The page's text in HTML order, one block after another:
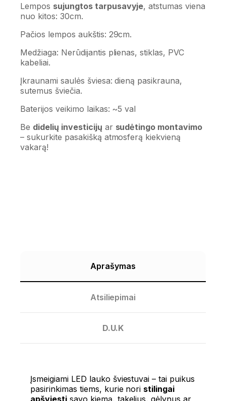
Lempos sujungtos tarpusavyje, atstumas viena
nuo kitos: 30cm.
Pačios lempos aukštis: 29cm.
Medžiaga: Nerūdijantis plienas, stiklas, PVC
kabeliai.
Įkraunami saulės šviesa: dieną pasikrauna,
sutemus šviečia.
Baterijos veikimo laikas: ~5 val
Be didelių investicijų ar sudėtingo montavimo
– sukurkite pasakišką atmosferą kiekvieną
vakarą!
Aprašymas
Atsiliepimai
D.U.K
Įsmeigiami LED lauko šviestuvai – tai puikus
pasirinkimas tiems, kurie nori stilingai
apšviestisavo kiemą, takelius, gėlynus ar